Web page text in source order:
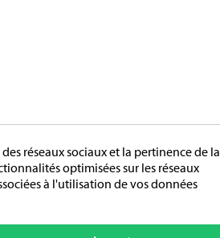
réseaux sociaux et la pertinence de la
optimisées sur les réseaux
à l'utilisation de vos données